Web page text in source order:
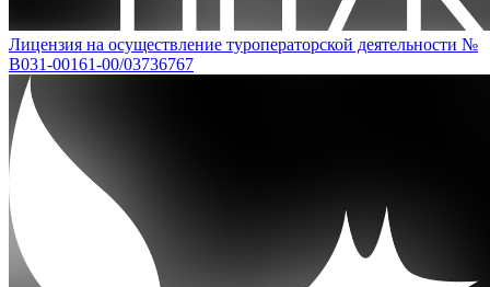
Лицензия на осуществление туроператорской деятельности №
В031-00161-00/03736767